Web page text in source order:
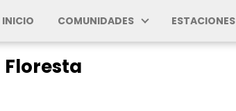
INICIO COMUNIDADES ESTACIONES
Floresta